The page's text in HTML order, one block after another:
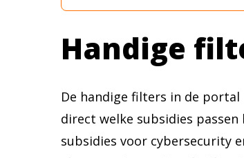
Handige
De handige filters in de portal
direct welke subsidies
subsidies voor cybersecurity